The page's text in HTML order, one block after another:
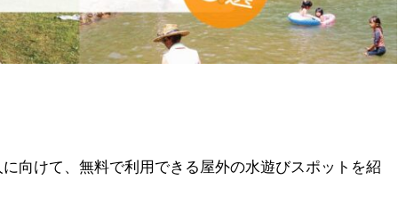
向けて、無料で利用できる屋外の水遊びスポットを紹